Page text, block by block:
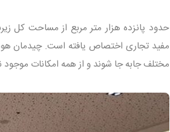
حدود پانزده هزار متر مربع از مساحت کل
مفید تجاری اختصاص یافته است. چیدمان
مختلف جابه جا شوند و از همه امکانات موجود